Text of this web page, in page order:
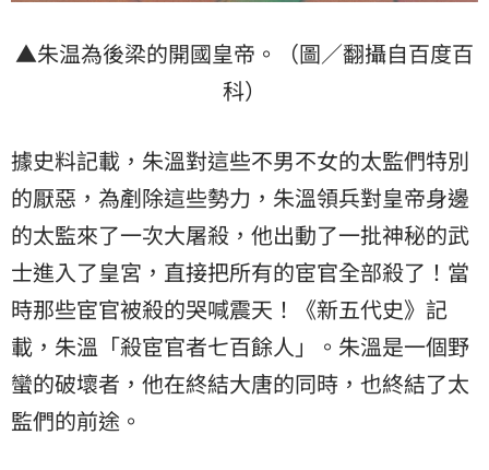
▲朱温為後梁的開國皇帝。（圖／翻攝自百度百
科）
據史料記載，朱溫對這些不男不女的太監們特別
的厭惡，為剷除這些勢力，朱溫領兵對皇帝身邊
的太監來了一次大屠殺，他出動了一批神秘的武
士進入了皇宮，直接把所有的宦官全部殺了！當
時那些宦官被殺的哭喊震天！《新五代史》記
載，朱溫「殺宦官者七百餘人」。朱溫是一個野
蠻的破壞者，他在終結大唐的同時，也終結了太
監們的前途。